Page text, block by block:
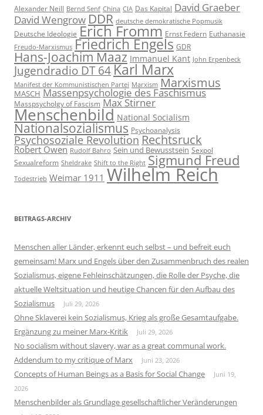
Alexander Neill Bernd Senf China CIA Das Kapital David Graeber
David Wengrow DDR deutsche demokratische Popmusik
Deutsche Ideologie Erich Fromm Ernst Federn Euthanasie
Freudo-Marxismus Friedrich Engels GDR
Hans-Joachim Maaz Immanuel Kant John Erpenbeck
Jugendradio DT 64Karl Marx
Manifest der Kommunistischen Partei Marxism Marxismus
MASCH Massenpsychologie des Faschismus
Masspsycholgy of Fascism Max Stirner
Menschenbild National Socialism
Nationalsozialismus Psychoanalysis
Psychosoziale Revolution Rechtsruck
Robert Owen Rudolf Bahro Sein und Bewusstsein Sexpol
Sexualreform Sheldrake Shift to the Right Sigmund Freud
Todestrieb Weimar 1911 Wilhelm Reich
BEITRAGS-ARCHIV
Menschen aller Länder, erkennt euch selbst – und befreit euch
gemeinsam! Marx und Engels über den Zusammenbruch des realen
Sozialismus, eigene Fehleinschätzungen, die Rolle der Psyche, die
aktuelle Weltsituation und heutige Chancen für den Aufbau des
Sozialismus
Juli 29, 2026
Ohne Sklaverei kein Sozialismus, Krieg als große Gesamtaufgabe.
Ergänzung zu meiner Marx-Kritik
Juli 29, 2026
No socialism without slavery, war as a great communal work.
Addendum to my critique of Marx
Juni 23, 2026
Concepts of Human Beings as a Basis for Social Change
Juni 19,
2026
Menschenbilder als Grundlage gesellschaftlicher Veränderungen